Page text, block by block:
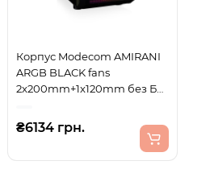
Корпус Modecom AMIRANI
ARGB BLACK fans
2x200mm+1x120mm без БЖ
₴6134 грн.